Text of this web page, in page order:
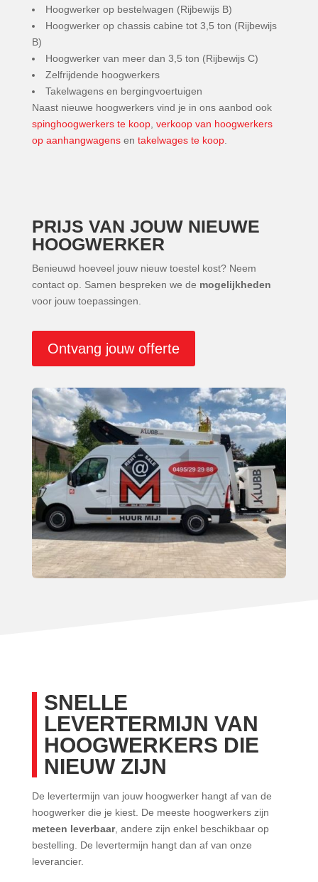
Hoogwerker op bestelwagen (Rijbewijs B)
Hoogwerker op chassis cabine tot 3,5 ton (Rijbewijs
B)
Hoogwerker van meer dan 3,5 ton (Rijbewijs C)
Zelfrijdende hoogwerkers
Takelwagens en bergingvoertuigen
Naast nieuwe hoogwerkers vind je in ons aanbod ook
spinghoogwerkers te koop, verkoop van hoogwerkers
op aanhangwagensen takelwages te koop.
PRIJS VAN JOUW NIEUWE
HOOGWERKER
Benieuwd hoeveel jouw nieuw toestel kost? Neem
contact op. Samen bespreken we de mogelijkheden
voor jouw toepassingen.
Ontvang jouw offerte
SNELLE
LEVERTERMIJN VAN
HOOGWERKERS DIE
NIEUW ZIJN
De levertermijn van jouw hoogwerker hangt af van de
hoogwerker die je kiest. De meeste hoogwerkers zijn
meteen leverbaar, andere zijn enkel beschikbaar op
bestelling. De levertermijn hangt dan af van onze
leverancier.